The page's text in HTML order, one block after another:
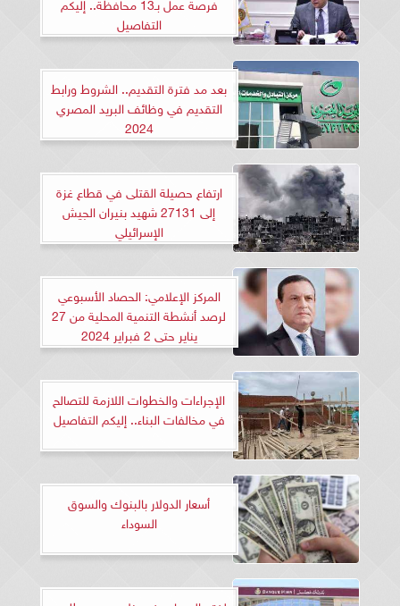
التفاصيل
بعد مد فترة التقديم.. الشروط ورابط
التقديم في وظائف البريد المصري
2024
ارتفاع حصيلة القتلى في قطاع غزة
إلى 27131 شهيد بنيران الجيش
الإسرائيلي
المركز الإعلامي: الحصاد الأسبوعي
لرصد أنشطة التنمية المحلية من 27
يناير حتى 2 فبراير 2024
الإجراءات والخطوات اللازمة للتصالح
في مخالفات البناء.. إليكم التفاصيل
أسعار الدولار بالبنوك والسوق
السوداء